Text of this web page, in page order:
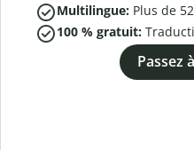
Multilingue: Plus de 52
100 % gratuit:
Passez